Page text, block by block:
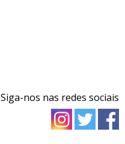
Siga-nos nas redes sociais